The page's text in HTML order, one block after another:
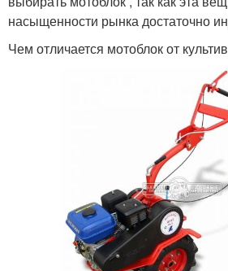
насыщенности рынка достаточно
Чем отличается мотоблок от